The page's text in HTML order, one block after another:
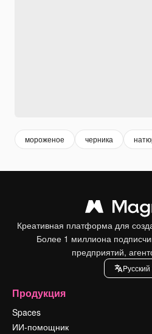
мороженое черника
Креативная платформа для
Более 1 миллиона
предприятий,
Pусский
Продукция
Spaces
ИИ-помощник